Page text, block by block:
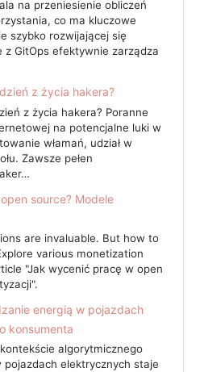
na przeniesienie obliczeń
co ma kluczowe
szybko rozwijającej się
z GitOps efektywnie zarządza
z życia hakera?
z życia hakera? Poranne
na potencjalne luki w
włamań, udział w
Zawsze pełen
source? Modele
are invaluable. But how to
various monetization
"Jak wycenić pracę w open
energią w pojazdach
konsumenta
algorytmicznego
pojazdach elektrycznych staje